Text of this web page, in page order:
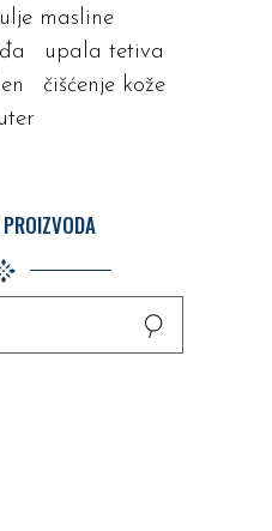
ulje masline
upala tetiva
čišćenje kože